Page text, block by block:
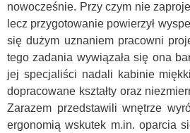
nowocześnie. Przy czym nie
lecz przygotowanie powierzył
się dużym uznaniem pracowni
tego zadania wywiązała się ona
jej specjaliści nadali kabinie
dopracowane kształty oraz
Zarazem przedstawili wnętrze
ergonomią wskutek m.in. oparcia